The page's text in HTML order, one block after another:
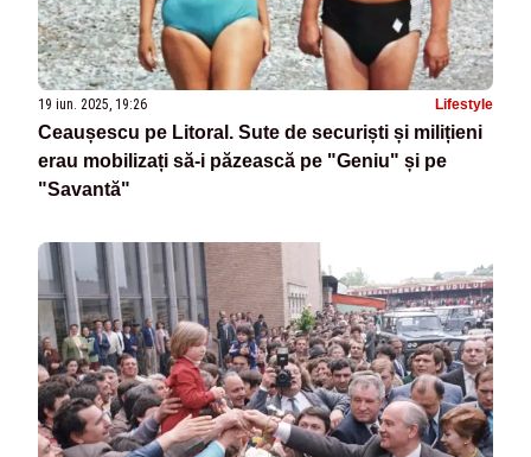
19 iun. 2025, 19:26 Lifestyle
Ceaușescu pe Litoral. Sute de securiști și milițieni
erau mobilizați să-i păzească pe "Geniu" și pe
"Savantă"